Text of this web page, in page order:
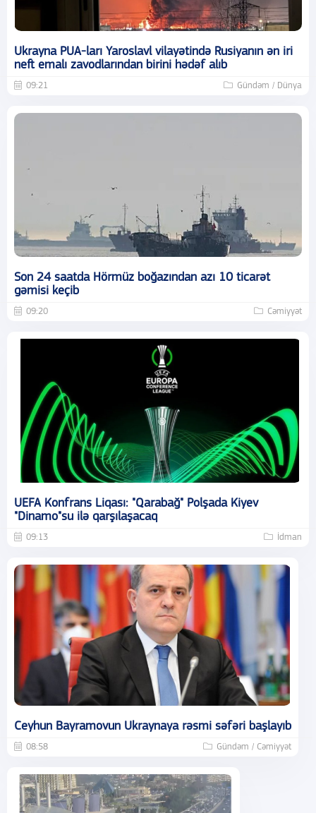
Ukrayna PUA-ları Yaroslavl vilayətində Rusiyanın ən iri
neft emalı zavodlarından birini hədəf alıb
09:21 Gündəm / Dünya
Son 24 saatda Hörmüz boğazından azı 10 ticarət
gəmisi keçib
09:20 Cəmiyyət
UEFA Konfrans Liqası: "Qarabağ" Polşada Kiyev
"Dinamo"su ilə qarşılaşacaq
09:13 İdman
Ceyhun Bayramovun Ukraynaya rəsmi səfəri başlayıb
08:58 Gündəm / Cəmiyyət